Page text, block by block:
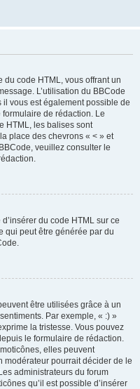
code HTML, vous offrant un
L’utilisation du BBCode
vous est également possible de
de rédaction. Le
HTML, les balises sont
place des chevrons « < » et
veuillez consulter le
du code HTML sur ce
qui peut être générée par du
être utilisées grâce à un
Par exemple, « :) »
la tristesse. Vous pouvez
le formulaire de rédaction.
elles peuvent
modérateur pourrait décider de le
administrateurs du forum
qu’il est possible d’insérer